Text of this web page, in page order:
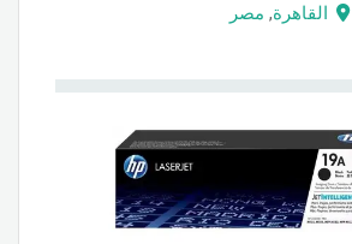
القاهرة, مصر